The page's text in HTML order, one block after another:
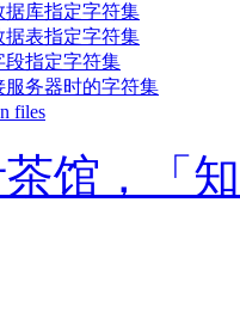
据库指定字符集
据表指定字符集
段指定字符集
服务器时的字符集
files
馆，「